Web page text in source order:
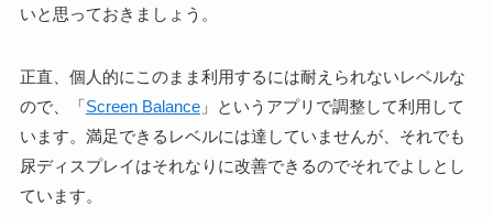
いと思っておきましょう。
正直、個人的にこのまま利用するには耐えられないレベルな
ので、「Screen Balance」というアプリで調整して利用して
います。満足できるレベルには達していませんが、それでも
尿ディスプレイはそれなりに改善できるのでそれでよしとし
ています。